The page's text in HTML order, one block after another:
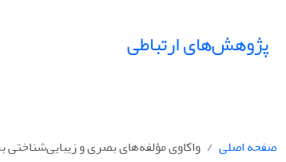
پژوهش‌های ارتباطی
صفحه اصلی واکاوی مؤلفه‌های بصری و